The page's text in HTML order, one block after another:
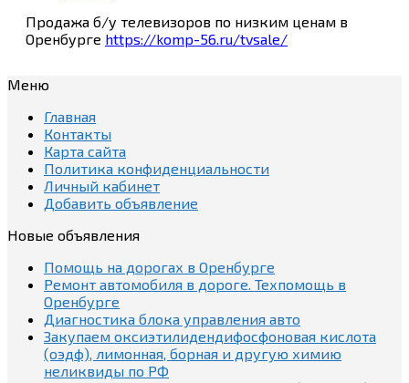
Продажа б/у телевизоров по низким ценам в
Оренбурге https://komp-56.ru/tvsale/
Меню
Главная
Контакты
Карта сайта
Политика конфиденциальности
Личный кабинет
Добавить объявление
Новые объявления
Помощь на дорогах в Оренбурге
Ремонт автомобиля в дороге. Техпомощь в
Оренбурге
Диагностика блока управления авто
Закупаем оксиэтилидендифосфоновая кислота
(оэдф), лимонная, борная и другую химию
неликвиды по РФ